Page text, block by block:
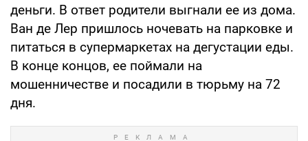
деньги. В ответ родители выгнали ее из дома.
Ван де Лер пришлось ночевать на парковке и
питаться в супермаркетах на дегустации еды.
В конце концов, ее поймали на
мошенничестве и посадили в тюрьму на 72
дня.